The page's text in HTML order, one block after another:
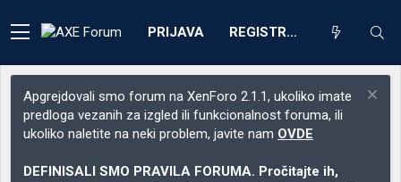
PRIJAVA REGISTRACIJA
Apgrejdovali smo forum na XenForo 2.1.1, ukoliko imate
predloga vezanih za izgled ili funkcionalnost foruma, ili
ukoliko naletite na neki problem, javite nam OVDE
DEFINISALI SMO PRAVILA FORUMA. Pročitajte ih,